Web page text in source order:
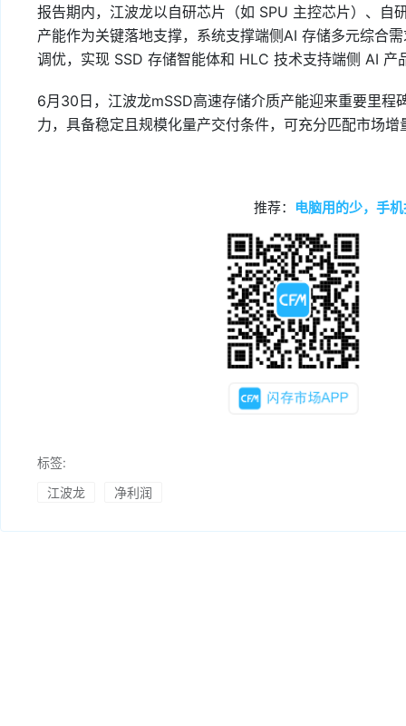
报告期内，江波龙以自研芯片（如 SPU 主控芯片）、
产能作为关键落地支撑，系统支撑端侧AI 存储多元综合
调优，实现 SSD 存储智能体和 HLC 技术支持端侧 AI
6月30日，江波龙mSSD高速存储介质产能迎来重要里
力，具备稳定且规模化量产交付条件，可充分匹配市场
推荐： 电脑用的少，手
标签:
江波龙
净利润